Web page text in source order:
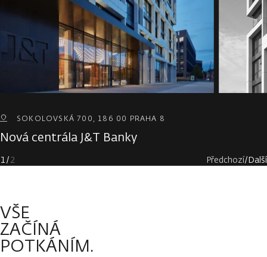
SOKOLOVSKÁ 700, 186 00 PRAHA 8
Nová centrála J&T Banky
1 /2 Předchozí/Další
VŠE
ZAČÍNÁ
POTKÁNÍM.